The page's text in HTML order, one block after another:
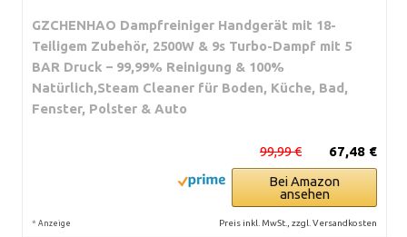
GZCHENHAO Dampfreiniger Handgerät mit 18-
Teiligem Zubehör, 2500W & 9s Turbo-Dampf mit 5
BAR Druck – 99,99% Reinigung & 100%
Natürlich,Steam Cleaner für Boden, Küche, Bad,
Fenster, Polster & Auto
67,48 €
99,99 €
Bei Amazon
ansehen
* Anzeige Preis inkl. MwSt., zzgl. Versandkosten